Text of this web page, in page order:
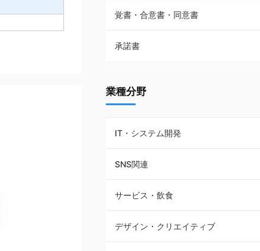
フランチャイズ契約
賃貸借契約
覚書・合意書・同意書
承諾書
業種分野
IT・システム開発
SNS関連
サービス・飲食
デザイン・クリエイティブ